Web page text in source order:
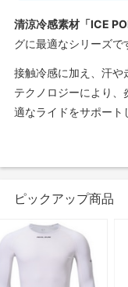
清涼冷感素材「ICE
グに最適なシリーズで
接触冷感に加え、汗や
テクノロジーにより
適なライドをサポート
ピックアップ商品